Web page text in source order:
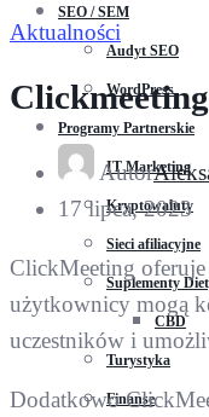
SEO / SEM
Audyt SEO
WordPress
Programy Partnerskie
IT Marketing
Kryptowaluty
Sieci afiliacyjne
Suplementy
CBD
Turystyka
Finanse
Aktualności
Autor
17 lipca, 2023
ClickMeeting
użytkownicy mogą
uczestników i
Dodatkowo